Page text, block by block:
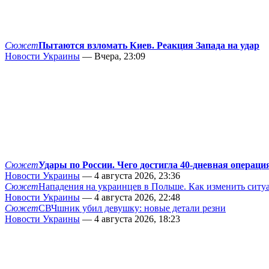
СюжетПытаются взломать Киев. Реакция Запада на удар
Новости Украины — Вчера, 23:09
СюжетУдары по России. Чего достигла 40-дневная
Новости Украины — 4 августа 2026, 23:36
СюжетНападения на украинцев в Польше. Как изменить
Новости Украины — 4 августа 2026, 22:48
СюжетСВЧшник убил девушку: новые детали резни
Новости Украины — 4 августа 2026, 18:23